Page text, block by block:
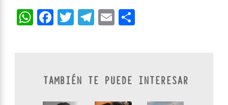
WhatsApp
Facebook
Twitter
Telegram
Email
TAMBIÉN TE PUEDE INTERESAR